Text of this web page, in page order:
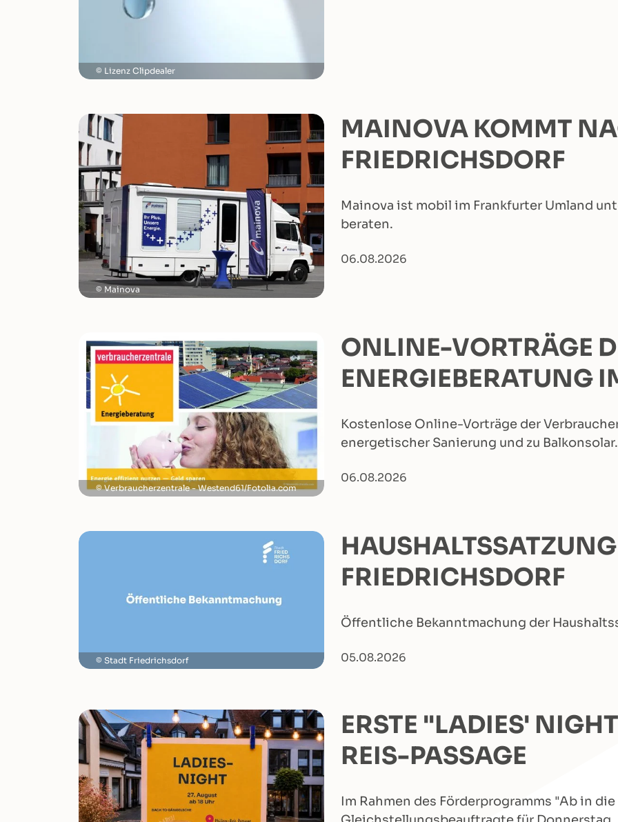
Lizenz Clipdealer
Mainova
MAINOVA KOMMT
FRIEDRICHSDORF
Mainova ist mobil im Frankfurter Umland
beraten.
06.08.2026
Verbraucherzentrale - Westend61/Fotolia.com
ONLINE-VORTRÄGE
ENERGIEBERATUNG
Kostenlose Online-Vorträge der
energetischer Sanierung und zu Balkonsolar.
06.08.2026
Stadt Friedrichsdorf
FRIEDRICHSDORF
Öffentliche Bekanntmachung der
05.08.2026
ERSTE "LADIES'
REIS-PASSAGE
Im Rahmen des Förderprogramms "Ab in